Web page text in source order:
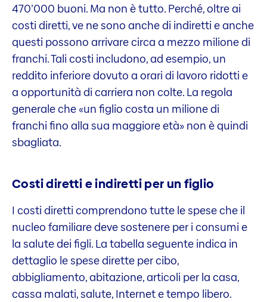
470’000 buoni. Ma non è tutto. Perché, oltre ai
costi diretti, ve ne sono anche di indiretti e anche
questi possono arrivare circa a mezzo milione di
franchi. Tali costi includono, ad esempio, un
reddito inferiore dovuto a orari di lavoro ridotti e
a opportunità di carriera non colte. La regola
generale che «un figlio costa un milione di
franchi fino alla sua maggiore età» non è quindi
sbagliata.
Costi diretti e indiretti per un figlio
I costi diretti comprendono tutte le spese che il
nucleo familiare deve sostenere per i consumi e
la salute dei figli. La tabella seguente indica in
dettaglio le spese dirette per cibo,
abbigliamento, abitazione, articoli per la casa,
cassa malati, salute, Internet e tempo libero.